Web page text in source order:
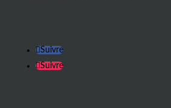
Suivre
Suivre